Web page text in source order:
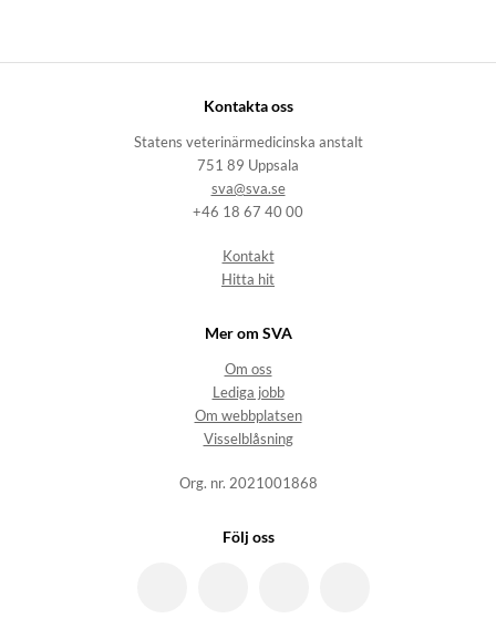
Kontakta oss
Statens veterinärmedicinska anstalt
751 89 Uppsala
sva@sva.se
+46 18 67 40 00
Kontakt
Hitta hit
Mer om SVA
Om oss
Lediga jobb
Om webbplatsen
Visselblåsning
Org. nr. 2021001868
Följ oss